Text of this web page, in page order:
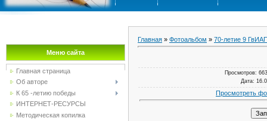
Меню сайта
Главная страница
Об авторе
К 65 -летию победы
ИНТЕРНЕТ-РЕСУРСЫ
Методическая копилка
Главная » Фотоальбом » 70-летие 9
Просмотров:
Дата:
Просмотреть